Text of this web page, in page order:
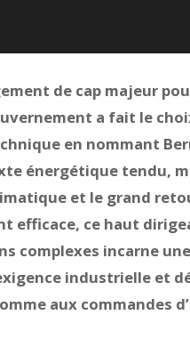
de cap majeur
a fait le
en nommant
énergétique tendu,
et le grand
efficace, ce haut
complexes incarne
industrielle et
aux commandes